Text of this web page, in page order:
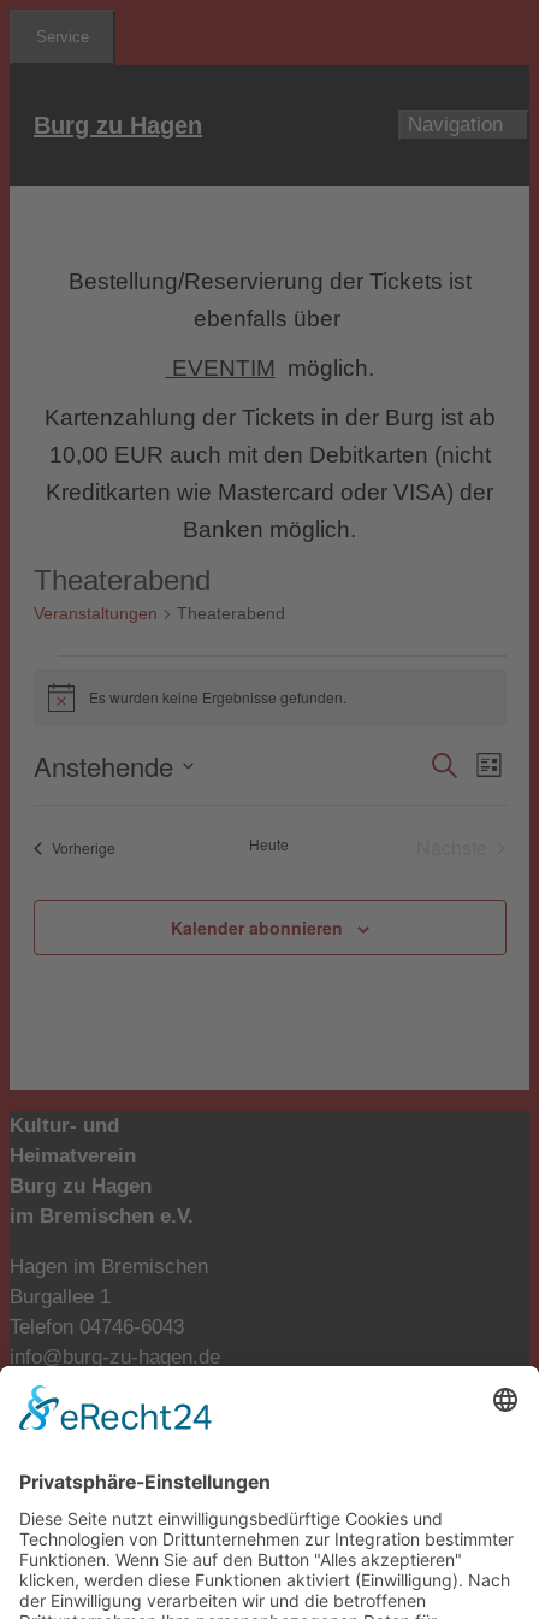
Zum
Service
Burg zu Hagen Navigation
Bestellung/Reservierung der Tickets ist
ebenfalls über
EVENTIM möglich.
Kartenzahlung der Tickets in der Burg ist ab
10,00 EUR auch mit den Debitkarten (nicht
Kreditkarten wie Mastercard oder VISA) der
Banken möglich.
Theaterabend
Veranstaltungen Theaterabend
Veranstaltungen
HinweisEs wurden keine Ergebnisse gefunden.
Suche
Liste
Anstehende
VorherigeVeranstaltungen Heute
Kalender abonnieren
Kultur- und
Heimatverein
Burg zu Hagen
im Bremischen e.V.
Hagen im Bremischen
Burgallee 1
Telefon 04746-6043
info@burg-zu-hagen.de
Öffnungszeiten:
Mo. und Di. geschlossen
Fr., Sa., So. 13:00-17:00 Uhr
Tickets reservieren
tickets@burg-zu-hagen.de